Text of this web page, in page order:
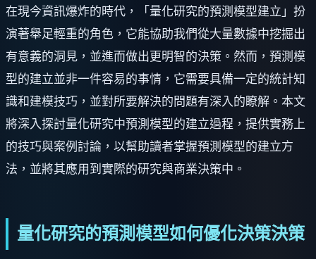
在現今資訊爆炸的時代，「量化研究的預測模型建立」扮
演著舉足輕重的角色，它能協助我們從大量數據中挖掘出
有意義的洞見，並進而做出更明智的決策。然而，預測模
型的建立並非一件容易的事情，它需要具備一定的統計知
識和建模技巧，並對所要解決的問題有深入的瞭解。本文
將深入探討量化研究中預測模型的建立過程，提供實務上
的技巧與案例討論，以幫助讀者掌握預測模型的建立方
法，並將其應用到實際的研究與商業決策中。
量化研究的預測模型如何優化決策決策